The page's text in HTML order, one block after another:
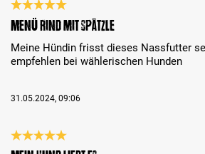
Review with rating of 5 out of 5 stars
Menü Rind mit Spätzle
Meine Hündin frisst dieses Nassfutter
empfehlen bei wählerischen Hunden
31.05.2024, 09:06
Review with rating of 5 out of 5 stars